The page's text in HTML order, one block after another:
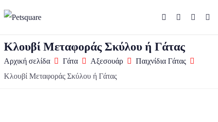
Κλουβί Μεταφοράς Σκύλου ή Γάτας
Αρχική σελίδα Γάτα Αξεσουάρ
Παιχνίδια Γάτας
Κλουβί Μεταφοράς Σκύλου ή Γάτας